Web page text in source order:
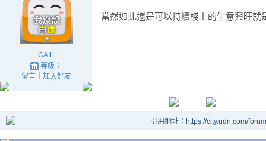
GAIL
等級：
留言｜ 加入好友
當然如此還是可以持續棧上的生意興旺就
引用網址：https://city.udn.com/